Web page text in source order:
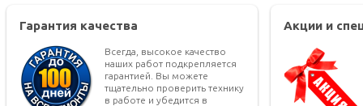
Гарантия качества
Всегда, высокое качество
наших работ подкрепляется
гарантией. Вы можете
тщательно проверить технику
в работе и убедится в
Акции и